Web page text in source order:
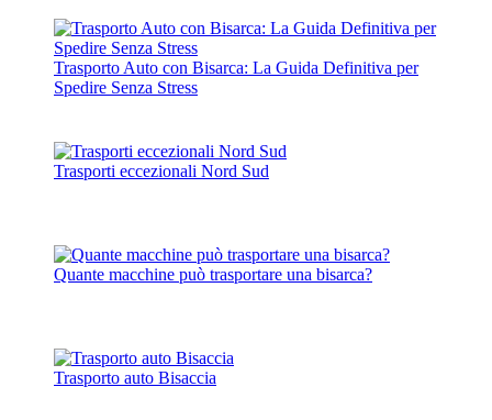
Trasporto Auto con Bisarca: La Guida Definitiva per
Spedire Senza Stress
Trasporti eccezionali Nord Sud
Quante macchine può trasportare una bisarca?
Trasporto auto Bisaccia